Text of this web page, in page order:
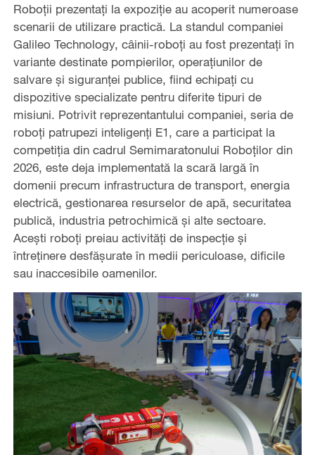
Roboții prezentați la expoziție au acoperit numeroase
scenarii de utilizare practică. La standul companiei
Galileo Technology, câinii-roboți au fost prezentați în
variante destinate pompierilor, operațiunilor de
salvare și siguranței publice, fiind echipați cu
dispozitive specializate pentru diferite tipuri de
misiuni. Potrivit reprezentantului companiei, seria de
roboți patrupezi inteligenți E1, care a participat la
competiția din cadrul Semimaratonului Roboților din
2026, este deja implementată la scară largă în
domenii precum infrastructura de transport, energia
electrică, gestionarea resurselor de apă, securitatea
publică, industria petrochimică și alte sectoare.
Acești roboți preiau activități de inspecție și
întreținere desfășurate în medii periculoase, dificile
sau inaccesibile oamenilor.